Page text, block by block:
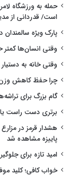
حمله به ورزشگاه
است/ قدردانی از
پارک ویژه
وقتی انسان‌ها
وقتی خانه به
چرا حفظ کاهش
گام بزرگ برای
برتری دست راست
هشدار قرمز در
پاییزه مشاهده شد
امید تازه برای
خواب کافی؛ کلید